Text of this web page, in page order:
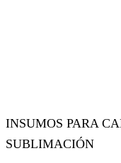
INSUMOS PARA
SUBLIMACIÓN